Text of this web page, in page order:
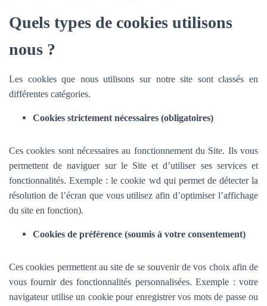
Quels types de cookies utilisons
nous ?
Les cookies que nous utilisons sur notre site sont classés en
différentes catégories.
Cookies strictement nécessaires (obligatoires)
Ces cookies sont nécessaires au fonctionnement du Site. Ils vous
permettent de naviguer sur le Site et d’utiliser ses services et
fonctionnalités. Exemple : le cookie wd qui permet de détecter la
résolution de l’écran que vous utilisez afin d’optimiser l’affichage
du site en fonction).
Cookies de préférence (soumis à votre consentement)
Ces cookies permettent au site de se souvenir de vos choix afin de
vous fournir des fonctionnalités personnalisées. Exemple : votre
navigateur utilise un cookie pour enregistrer vos mots de passe ou